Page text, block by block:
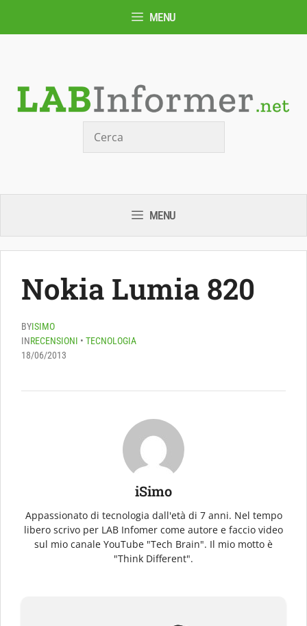
MENU
MENU
Nokia Lumia 820
BYISIMO
INRECENSIONI • TECNOLOGIA
18/06/2013
iSimo
Appassionato di tecnologia dall'età di 7 anni. Nel tempo
libero scrivo per LAB Infomer come autore e faccio video
sul mio canale YouTube "Tech Brain". Il mio motto è
"Think Different".